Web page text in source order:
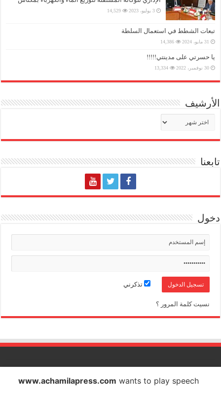
3 يوليو، 2023 14,529
تبعات الشطط في استعمال السلطة
31 مايو، 2024 14,386
يا حسرتي على مدينتي!!!!!
30 نوفمبر، 2022 13,334
الأرشيف
تابعنا
دخول
تذكرني
نسيت كلمة المرور ؟
الشاملة بريس تصدر عن شركة الشاملة بريس للاتصال والاشهار
www.achamilapress.com wants to play speech